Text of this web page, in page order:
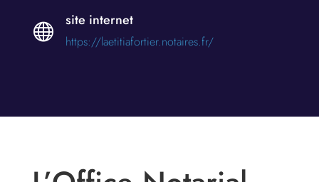

site internet
https://laetitiafortier.notaires.fr/